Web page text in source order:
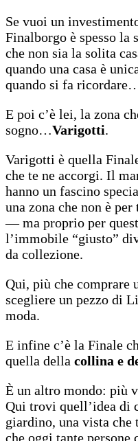
Se vuoi un
Finalborgo è spesso la
che non sia la solita
quando una casa è
quando si fa
E poi c’è lei, la zona
sogno…Varigotti.
Varigotti è quella
che te ne accorgi. Il
hanno un fascino
una zona che non è
— ma proprio per
l’immobile “giusto”
da collezione.
Qui, più che comprare
scegliere un pezzo di
moda.
E infine c’è la Finale
quella della collina e
È un altro mondo: più
Qui trovi quell’idea di
giardino, una vista
che oggi tante persone